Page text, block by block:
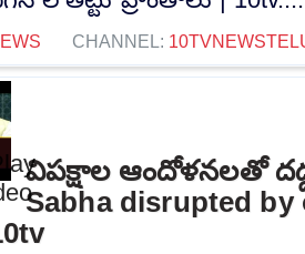
CHANNEL:
విపక్షాల ఆందోళనలతో
Sabha disrupted